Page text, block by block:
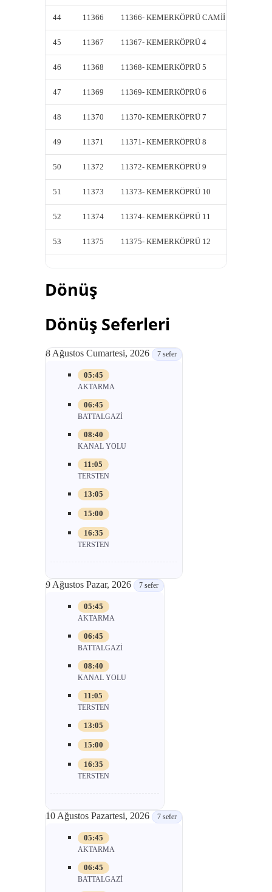
44 11366 11366- KEMERKÖPRÜ CAMİİ
45 11367 11367- KEMERKÖPRÜ 4
46 11368 11368- KEMERKÖPRÜ 5
47 11369 11369- KEMERKÖPRÜ 6
48 11370 11370- KEMERKÖPRÜ 7
49 11371 11371- KEMERKÖPRÜ 8
50 11372 11372- KEMERKÖPRÜ 9
51 11373 11373- KEMERKÖPRÜ 10
52 11374 11374- KEMERKÖPRÜ 11
53 11375 11375- KEMERKÖPRÜ 12
Dönüş
Dönüş Seferleri
8 Ağustos Cumartesi, 2026 7 sefer
05:45
AKTARMA
06:45
BATTALGAZİ
08:40
KANAL YOLU
11:05
TERSTEN
13:05
15:00
16:35
TERSTEN
9 Ağustos Pazar, 2026 7 sefer
05:45
AKTARMA
06:45
BATTALGAZİ
08:40
KANAL YOLU
11:05
TERSTEN
13:05
15:00
16:35
TERSTEN
10 Ağustos Pazartesi, 2026 7 sefer
05:45
AKTARMA
06:45
BATTALGAZİ